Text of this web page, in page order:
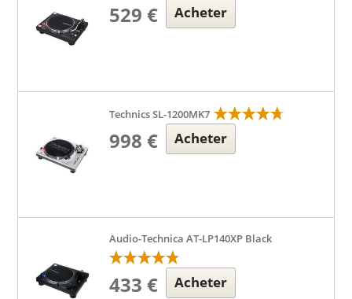
529 € Acheter
Technics SL-1200MK7
998 € Acheter
Audio-Technica AT-LP140XP Black
433 € Acheter